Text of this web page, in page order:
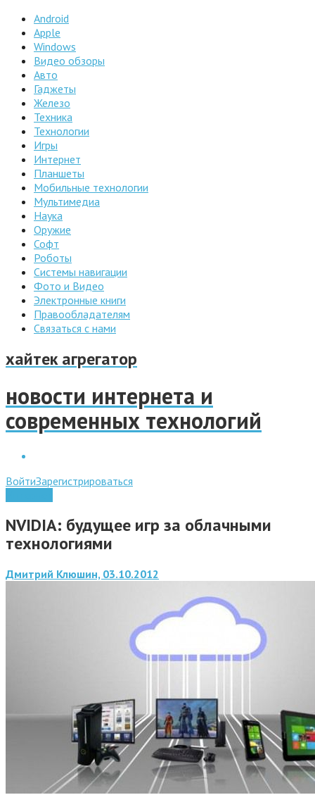
Android
Apple
Windows
Видео обзоры
Авто
Гаджеты
Железо
Техника
Технологии
Игры
Интернет
Планшеты
Мобильные технологии
Мультимедиа
Наука
Оружие
Софт
Роботы
Системы навигации
Фото и Видео
Электронные книги
Правообладателям
Связаться с нами
хайтек агрегатор
новости интернета и
современных технологий
ВойтиЗарегистрироваться
NVIDIA: будущее игр за облачными
технологиями
Дмитрий Клюшин, 03.10.2012